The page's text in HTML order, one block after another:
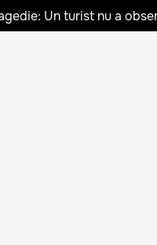
Un turist nu a